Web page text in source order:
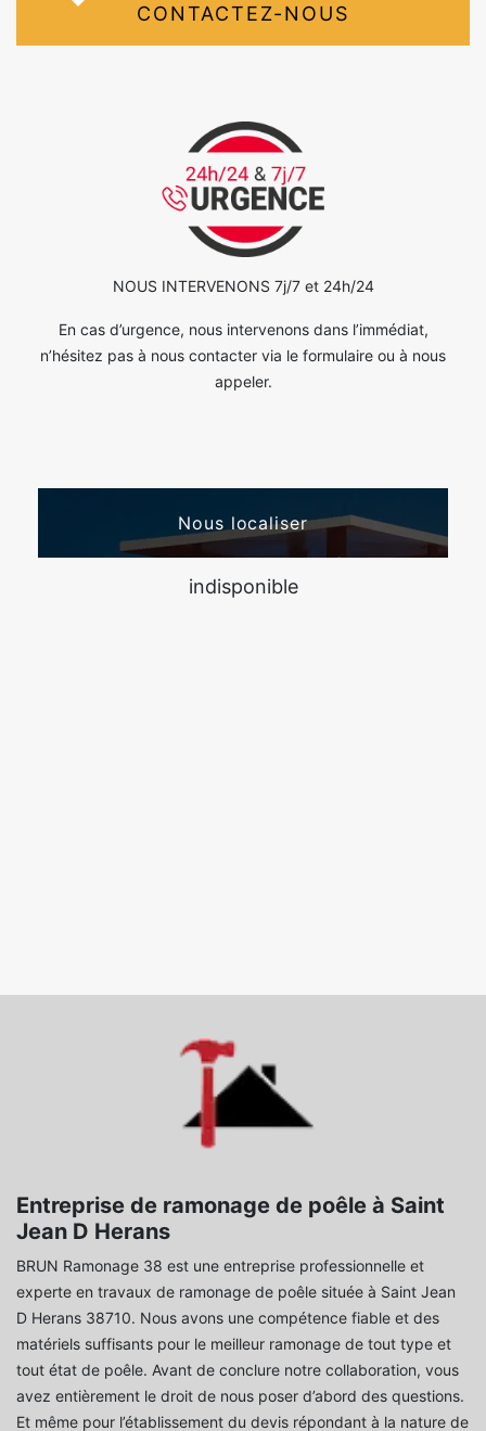
CONTACTEZ-NOUS
NOUS INTERVENONS 7j/7 et 24h/24
En cas d’urgence, nous intervenons dans l’immédiat,
n’hésitez pas à nous contacter via le formulaire ou à nous
appeler.
Nous localiser
indisponible
Entreprise de ramonage de poêle à Saint
Jean D Herans
BRUN Ramonage 38 est une entreprise professionnelle et
experte en travaux de ramonage de poêle située à Saint Jean
D Herans 38710. Nous avons une compétence fiable et des
matériels suffisants pour le meilleur ramonage de tout type et
tout état de poêle. Avant de conclure notre collaboration, vous
avez entièrement le droit de nous poser d’abord des questions.
Et même pour l’établissement du devis répondant à la nature de